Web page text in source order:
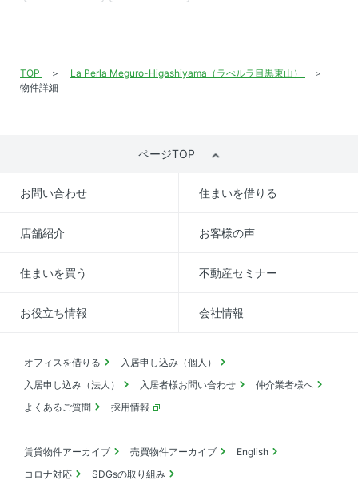
TOP
La Perla Meguro-Higashiyama（ラぺルラ目黒東山）
物件詳細
ページTOP
お問い合わせ 住まいを借りる
店舗紹介 お客様の声
住まいを買う 不動産セミナー
お役立ち情報 会社情報
オフィスを借りる
入居申し込み（個人）
入居申し込み（法人）
入居者様お問い合わせ
仲介業者様へ
よくあるご質問
採用情報
賃貸物件アーカイブ 売買物件アーカイブ
English
コロナ対応
SDGsの取り組み